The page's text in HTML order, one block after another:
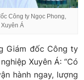
Công ty Ngọc Phong,
Á
Giám đốc Công ty
Xuyên Á: “Có
hành ngay, lượng